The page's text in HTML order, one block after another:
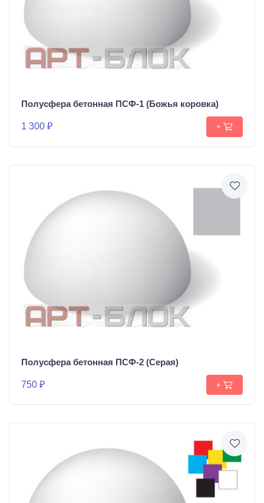
Полусфера бетонная ПСФ-1 (Божья коровка)
1 300 ₽ +
Полусфера бетонная ПСФ-2 (Серая)
750 ₽ +